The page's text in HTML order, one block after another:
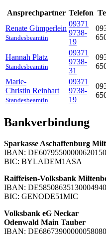
Ansprechpartner Telefon
Renate Gümperlein
Standesbeamtin
09371
9738-
19
Hannah Platz
Standesbeamtin
09371
9738-
31
Marie-
Christin Reinhart
Standesbeamtin
09371
9738-
19
Bankverbindung
Sparkasse Aschaffenburg
IBAN:
BIC: BYLADEM1ASA
Raiffeisen-Volksbank
IBAN:
BIC: GENODE51MIC
Volksbank eG Neckar
Odenwald Main Tauber
IBAN: